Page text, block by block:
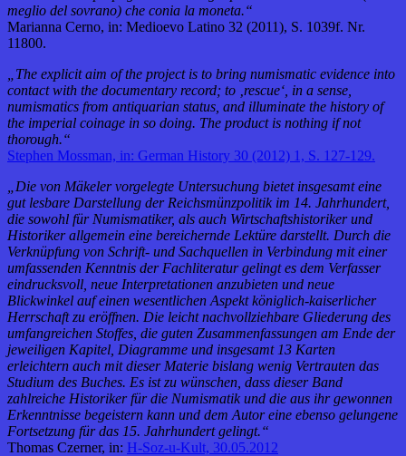
meglio del sovrano) che conia la moneta.“
Marianna Cerno, in: Medioevo Latino 32 (2011), S. 1039f. Nr.
11800.
„The explicit aim of the project is to bring numismatic evidence into
contact with the documentary record; to ‚rescue‘, in a sense,
numismatics from antiquarian status, and illuminate the history of
the imperial coinage in so doing. The product is nothing if not
thorough.“
Stephen Mossman, in: German History 30 (2012) 1, S. 127-129.
„Die von Mäkeler vorgelegte Untersuchung bietet insgesamt eine
gut lesbare Darstellung der Reichsmünzpolitik im 14. Jahrhundert,
die sowohl für Numismatiker, als auch Wirtschaftshistoriker und
Historiker allgemein eine bereichernde Lektüre darstellt. Durch die
Verknüpfung von Schrift- und Sachquellen in Verbindung mit einer
umfassenden Kenntnis der Fachliteratur gelingt es dem Verfasser
eindrucksvoll, neue Interpretationen anzubieten und neue
Blickwinkel auf einen wesentlichen Aspekt königlich-kaiserlicher
Herrschaft zu eröffnen. Die leicht nachvollziehbare Gliederung des
umfangreichen Stoffes, die guten Zusammenfassungen am Ende der
jeweiligen Kapitel, Diagramme und insgesamt 13 Karten
erleichtern auch mit dieser Materie bislang wenig Vertrauten das
Studium des Buches. Es ist zu wünschen, dass dieser Band
zahlreiche Historiker für die Numismatik und die aus ihr gewonnen
Erkenntnisse begeistern kann und dem Autor eine ebenso gelungene
Fortsetzung für das 15. Jahrhundert gelingt.“
Thomas Czerner, in: H-Soz-u-Kult, 30.05.2012